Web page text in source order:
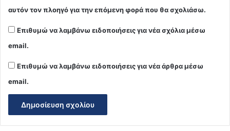
αυτόν τον πλοηγό για την επόμενη φορά που θα σχολιάσω.
Επιθυμώ να λαμβάνω ειδοποιήσεις για νέα σχόλια μέσω
email.
Επιθυμώ να λαμβάνω ειδοποιήσεις για νέα άρθρα μέσω
email.